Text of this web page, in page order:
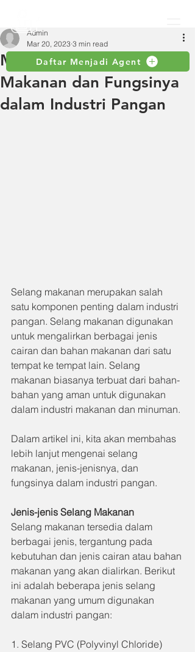
Daftar Menjadi Agent
Mengenal Selang
Makanan dan Fungsinya
dalam Industri Pangan
Admin
Mar 20, 2023 3 min read
Selang makanan merupakan salah
satu komponen penting dalam industri
pangan. Selang makanan digunakan
untuk mengalirkan berbagai jenis
cairan dan bahan makanan dari satu
tempat ke tempat lain. Selang
makanan biasanya terbuat dari bahan-
bahan yang aman untuk digunakan
dalam industri makanan dan minuman.
Dalam artikel ini, kita akan membahas
lebih lanjut mengenai selang
makanan, jenis-jenisnya, dan
fungsinya dalam industri pangan.
Jenis-jenis Selang Makanan
Selang makanan tersedia dalam
berbagai jenis, tergantung pada
kebutuhan dan jenis cairan atau bahan
makanan yang akan dialirkan. Berikut
ini adalah beberapa jenis selang
makanan yang umum digunakan
dalam industri pangan:
1. Selang PVC (Polyvinyl Chloride)